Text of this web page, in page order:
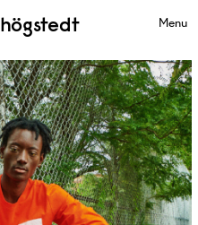
Menu